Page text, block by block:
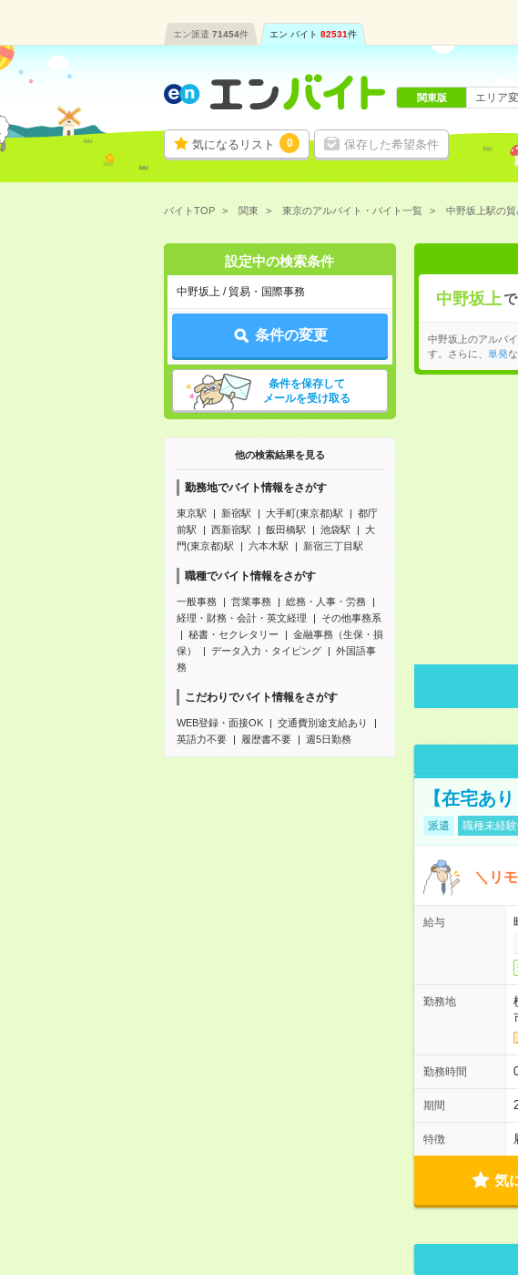
エン派遣 71454件 エン バイト 82531件
気になるリスト 0 保存した希望条件
関東版 エリア
バイトTOP 関東 東京のアルバイト・バイト一覧 中野坂上駅の
設定中の検索条件
中野坂上 / 貿易・国際事務
条件の変更
条件を保存して
メールを受け取る
他の検索結果を見る
勤務地でバイト情報をさがす
東京駅 新宿駅 大手町(東京都)駅
都庁
前駅
西新宿駅 飯田橋駅 池袋駅
大
門(東京都)駅
六本木駅 新宿三丁目駅
職種でバイト情報をさがす
一般事務 営業事務
総務・人事・労務
経理・財務・会計・英文経理
その他事務系
秘書・セクレタリー
金融事務（生保・損
保）
データ入力・タイピング
外国語事
務
こだわりでバイト情報をさがす
WEB登録・面接OK
交通費別途支給あり
英語力不要
履歴書不要 週5日勤務
中野坂上で
中野坂上のアルバ
す。さらに、
単発
【在宅あ
派遣 職種未経
＼リ
給与
勤務地
勤務時間
期間
特徴
気